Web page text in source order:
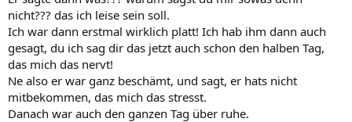
nicht??? das ich leise sein soll.
Ich war dann erstmal wirklich platt! Ich hab ihm dann auch
gesagt, du ich sag dir das jetzt auch schon den halben Tag,
das mich das nervt!
Ne also er war ganz beschämt, und sagt, er hats nicht
mitbekommen, das mich das stresst.
Danach war auch den ganzen Tag über ruhe.